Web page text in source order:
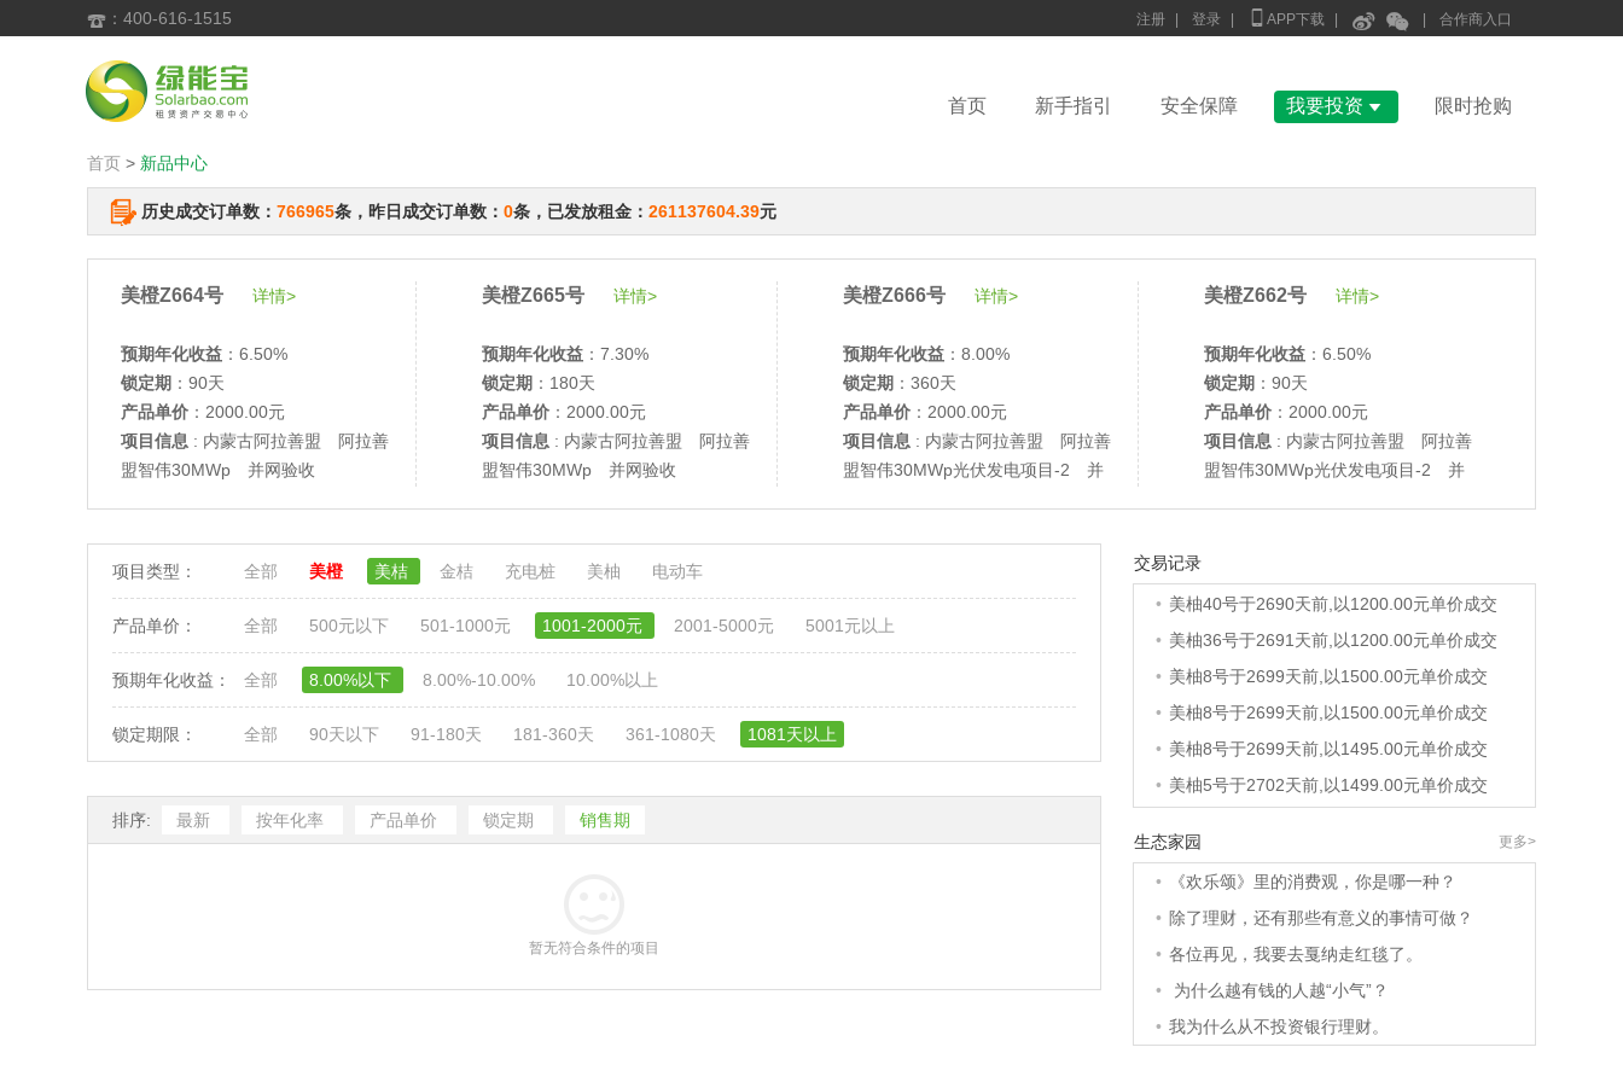
 ：400-616-1515 注册 登录  APP下载   合作商入口
首页 新手指引 安全保障 我要投资  限时抢购
首页 > 新品中心
历史成交订单数： 766965条，昨日成交订单数： 0条，已发放租金： 261137604.39元
美橙Z664号 详情>
预期年化收益 ：6.50%
锁定期 ：90天
产品单价 ：2000.00元
项目信息 : 内蒙古阿拉善盟 阿拉善
盟智伟30MWp 并网验收
美橙Z665号 详情>
预期年化收益 ：7.30%
锁定期 ：180天
产品单价 ：2000.00元
项目信息 : 内蒙古阿拉善盟 阿拉善
盟智伟30MWp 并网验收
美橙Z666号 详情>
预期年化收益 ：8.00%
锁定期 ：360天
产品单价 ：2000.00元
项目信息 : 内蒙古阿拉善盟 阿拉善
盟智伟30MWp光伏发电项目-2 并
美橙Z662号 详情>
预期年化收益 ：6.50%
锁定期 ：90天
产品单价 ：2000.00元
项目信息 : 内蒙古阿拉善盟 阿拉善
盟智伟30MWp光伏发电项目-2 并
项目类型： 全部 美橙 美桔 金桔 充电桩 美柚 电动车
产品单价： 全部 500元以下 501-1000元 1001-2000元 2001-5000元 5001元以上
预期年化收益： 全部 8.00%以下 8.00%-10.00% 10.00%以上
锁定期限： 全部 90天以下 91-180天 181-360天 361-1080天 1081天以上
排序: 最新 按年化率 产品单价 锁定期 销售期
暂无符合条件的项目
交易记录
• 美柚6号于2690天前,以1200.00元单价成交
• 美柚40号于2690天前,以1200.00元单价成交
• 美柚36号于2691天前,以1200.00元单价成交
• 美柚8号于2699天前,以1500.00元单价成交
• 美柚8号于2699天前,以1500.00元单价成交
• 美柚8号于2699天前,以1495.00元单价成交
• 美柚5号于2702天前,以1499.00元单价成交
•
美柚5号于2703天前,以1499.00元单价成交
美柚3号于2703天前,以1500.00元单价成交
美柚38号于2703天前,以1500.00元单价成交
美柚20号于2717天前,以1495.00元单价成交
美柚38号于2720天前,以1500.00元单价成交
美柚10号于2720天前,以2000.00元单价成交
生态家园 更多>
•
《欢乐颂》里的消费观，你是哪一种？
• 除了理财，还有那些有意义的事情可做？
• 各位再见，我要去戛纳走红毯了。
•
为什么越有钱的人越“小气”？
• 我为什么从不投资银行理财。